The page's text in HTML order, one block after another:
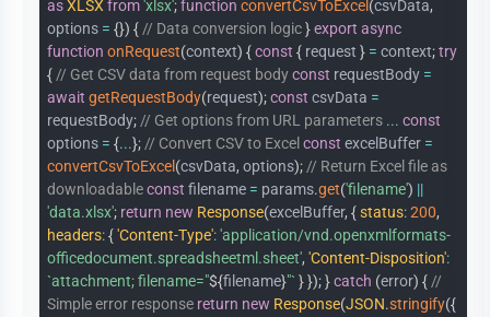
asXLSXfrom'xlsx';function convertCsvToExcel (csvData,
options = {}) {// Data conversion logic}export async
function onRequest(context) {const { request } = context;try
{// Get CSV data from request bodyconst requestBody =
await getRequestBody(request);const csvData =
requestBody;// Get options from URL parameters ... const
options = {...};// Convert CSV to Excel const excelBuffer =
convertCsvToExcel (csvData, options);// Return Excel file as
downloadableconst filename = params.get('filename') ||
'data.xlsx'; return new Response(excelBuffer, {status:200,
headers:{'Content-Type':'application/vnd.openxmlformats-
officedocument.spreadsheetml.sheet', 'Content-Disposition':
`attachment; filename="${filename}"` }});}catch (error) {//
Simple error response return new Response(JSON.stringify({